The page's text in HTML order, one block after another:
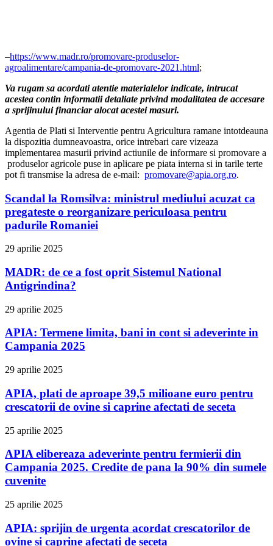
–https://www.madr.ro/promovare-produselor-
agroalimentare/campania-de-promovare-2021.html;
Va rugam sa acordati atentie materialelor indicate, intrucat
acestea contin informatii detaliate privind modalitatea de accesare
a sprijinului financiar alocat acestei masuri.
Agentia de Plati si Interventie pentru Agricultura ramane intotdeauna
la dispozitia dumneavoastra, orice intrebari care vizeaza
implementarea masurii privind actiunile de informare si promovare a
produselor agricole puse in aplicare pe piata interna si in tarile terte
pot fi transmise la adresa de e-mail: promovare@apia.org.ro.
Scandal la Romsilva: ministrul mediului acuzat ca
pregateste o reorganizare periculoasa pentru
padurile Romaniei
29 aprilie 2025
MADR: de ce a fost oprit Sistemul National
Antigrindina?
29 aprilie 2025
APIA: Termene limita, bani in cont si adeverinte in
Campania 2025
29 aprilie 2025
APIA, plati de aproape 39,5 milioane euro pentru
crescatorii de ovine si caprine afectati de seceta
25 aprilie 2025
APIA elibereaza adeverinte pentru fermierii din
Campania 2025. Credite de pana la 90% din sumele
cuvenite
25 aprilie 2025
APIA: sprijin de urgenta acordat crescatorilor de
ovine si caprine afectati de seceta